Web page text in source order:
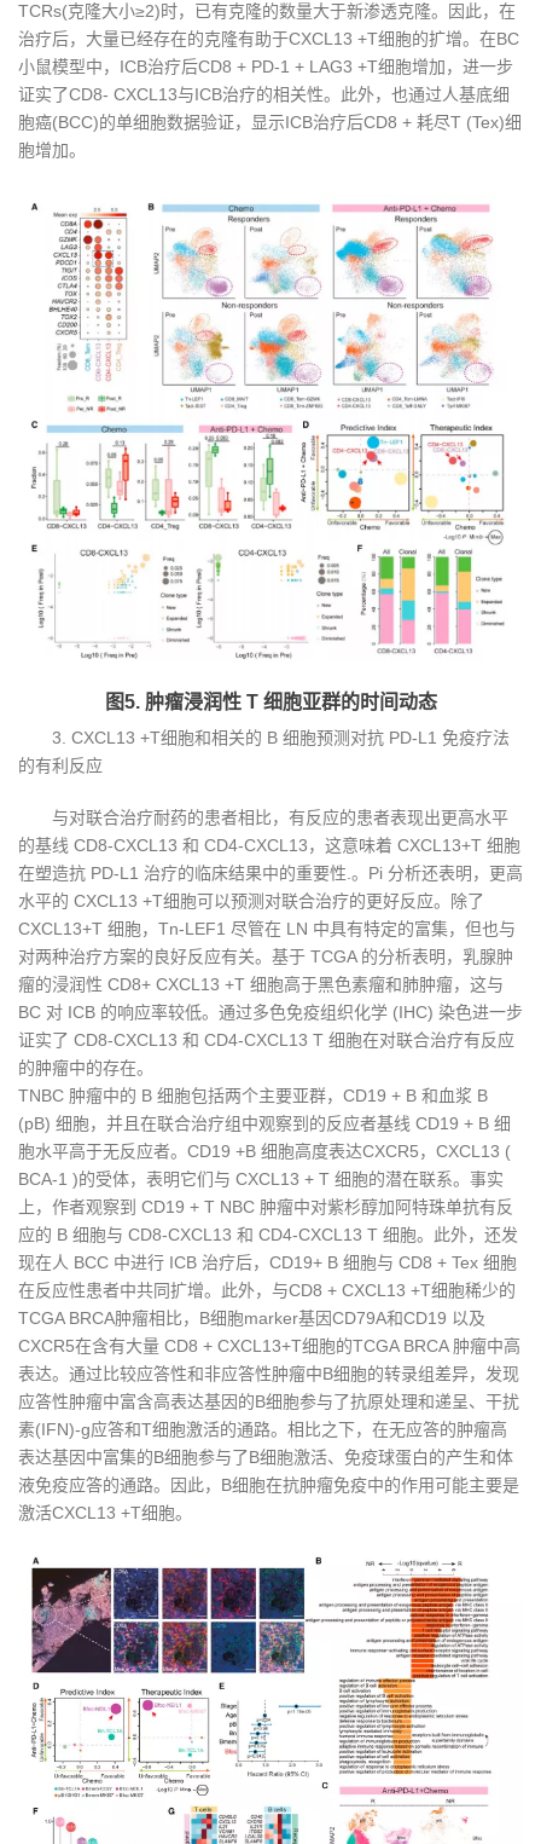
TCRs(克隆大小≥2)时，已有克隆的数量大于新渗透克隆。因此，在
治疗后，大量已经存在的克隆有助于CXCL13 +T细胞的扩增。在BC
小鼠模型中，ICB治疗后CD8 + PD-1 + LAG3 +T细胞增加，进一步
证实了CD8- CXCL13与ICB治疗的相关性。此外，也通过人基底细
胞癌(BCC)的单细胞数据验证，显示ICB治疗后CD8 + 耗尽T (Tex)细
胞增加。
图5. 肿瘤浸润性 T 细胞亚群的时间动态
3. CXCL13 +T细胞和相关的 B 细胞预测对抗 PD-L1 免疫疗法
的有利反应
与对联合治疗耐药的患者相比，有反应的患者表现出更高水平
的基线 CD8-CXCL13 和 CD4-CXCL13，这意味着 CXCL13+T 细胞
在塑造抗 PD-L1 治疗的临床结果中的重要性.。Pi 分析还表明，更高
水平的 CXCL13 +T细胞可以预测对联合治疗的更好反应。除了
CXCL13+T 细胞，Tn-LEF1 尽管在 LN 中具有特定的富集，但也与
对两种治疗方案的良好反应有关。基于 TCGA 的分析表明，乳腺肿
瘤的浸润性 CD8+ CXCL13 +T 细胞高于黑色素瘤和肺肿瘤，这与
BC 对 ICB 的响应率较低。通过多色免疫组织化学 (IHC) 染色进一步
证实了 CD8-CXCL13 和 CD4-CXCL13 T 细胞在对联合治疗有反应
的肿瘤中的存在。
TNBC 肿瘤中的 B 细胞包括两个主要亚群，CD19 + B 和血浆 B
(pB) 细胞，并且在联合治疗组中观察到的反应者基线 CD19 + B 细
胞水平高于无反应者。CD19 +B 细胞高度表达CXCR5，CXCL13 (
BCA-1 )的受体，表明它们与 CXCL13 + T 细胞的潜在联系。事实
上，作者观察到 CD19 + T NBC 肿瘤中对紫杉醇加阿特珠单抗有反
应的 B 细胞与 CD8-CXCL13 和 CD4-CXCL13 T 细胞。此外，还发
现在人 BCC 中进行 ICB 治疗后，CD19+ B 细胞与 CD8 + Tex 细胞
在反应性患者中共同扩增。此外，与CD8 + CXCL13 +T细胞稀少的
TCGA BRCA肿瘤相比，B细胞marker基因CD79A和CD19 以及
CXCR5在含有大量 CD8 + CXCL13+T细胞的TCGA BRCA 肿瘤中高
表达。通过比较应答性和非应答性肿瘤中B细胞的转录组差异，发现
应答性肿瘤中富含高表达基因的B细胞参与了抗原处理和递呈、干扰
素(IFN)-g应答和T细胞激活的通路。相比之下，在无应答的肿瘤高
表达基因中富集的B细胞参与了B细胞激活、免疫球蛋白的产生和体
液免疫应答的通路。因此，B细胞在抗肿瘤免疫中的作用可能主要是
激活CXCL13 +T细胞。